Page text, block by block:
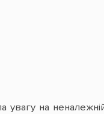
увагу на